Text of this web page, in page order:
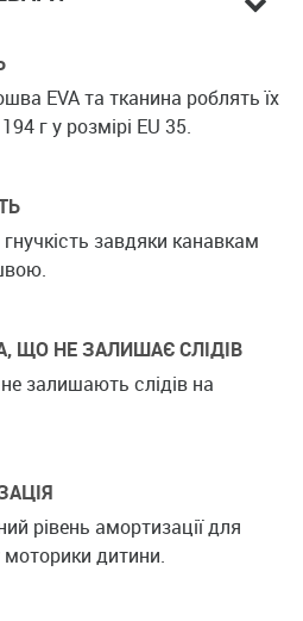
EVA та тканина роблять їх
г у розмірі EU 35.
завдяки канавкам
ЩО НЕ ЗАЛИШАЄ СЛІДІВ
залишають слідів на
рівень амортизації для
моторики дитини.